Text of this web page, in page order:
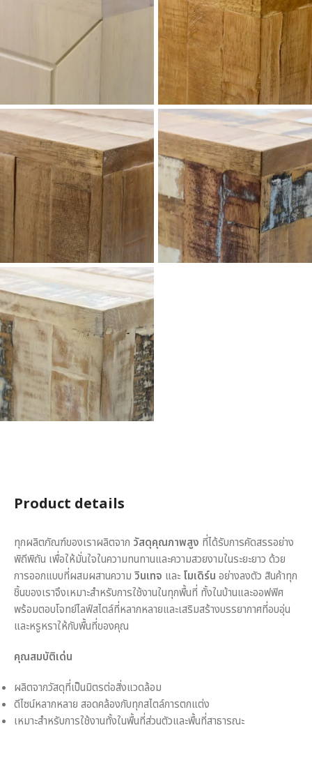
Product details
ทุกผลิตภัณฑ์ของเราผลิตจาก วัสดุคุณภาพสูง ที่ได้รับการคัดสรรอย่าง
พิถีพิถัน เพื่อให้มั่นใจในความทนทานและความสวยงามในระยะยาว ด้วย
การออกแบบที่ผสมผสานความ วินเทจ และ โมเดิร์น อย่างลงตัว สินค้าทุก
ชิ้นของเราจึงเหมาะสำหรับการใช้งานในทุกพื้นที่ ทั้งในบ้านและออฟฟิศ
พร้อมตอบโจทย์ไลฟ์สไตล์ที่หลากหลายและเสริมสร้างบรรยากาศที่อบอุ่น
และหรูหราให้กับพื้นที่ของคุณ
คุณสมบัติเด่น
ผลิตจากวัสดุที่เป็นมิตรต่อสิ่งแวดล้อม
ดีไซน์หลากหลาย สอดคล้องกับทุกสไตล์การตกแต่ง
เหมาะสำหรับการใช้งานทั้งในพื้นที่ส่วนตัวและพื้นที่สาธารณะ